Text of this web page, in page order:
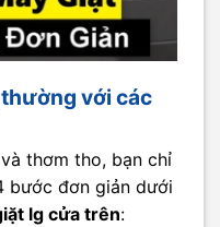
với các
thơm tho, bạn chỉ
bước đơn giản dưới
lg cửa trên: